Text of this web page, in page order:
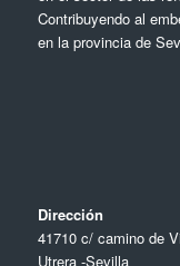
Contribuyendo al
en la provincia de
Dirección
41710 c/ camino de
Utrera -Sevilla